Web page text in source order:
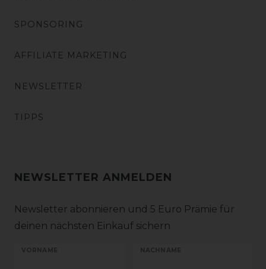
SPONSORING
AFFILIATE MARKETING
NEWSLETTER
TIPPS
NEWSLETTER ANMELDEN
Newsletter abonnieren und 5 Euro Prämie für
deinen nächsten Einkauf sichern
VORNAME NACHNAME